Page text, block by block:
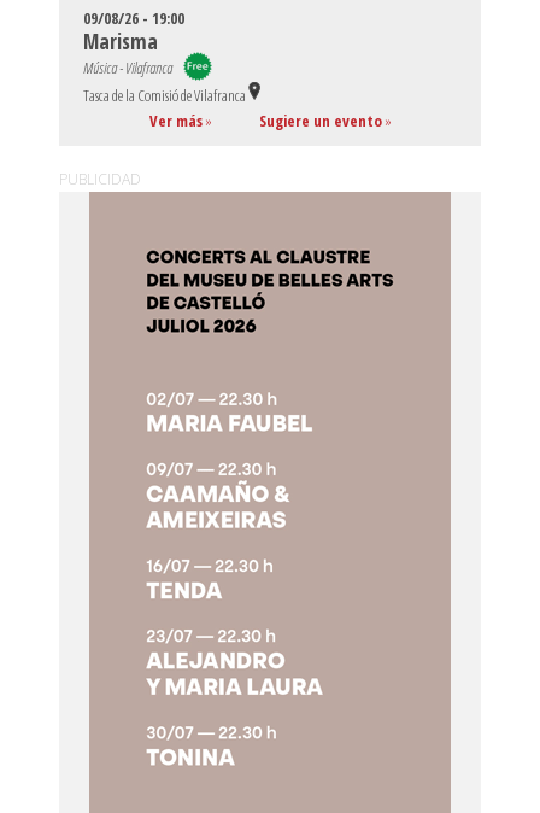
09/08/26 - 19:00
Marisma
Música - Vilafranca
Tasca de la Comisió de Vilafranca
Ver más» Sugiere un evento»
PUBLICIDAD